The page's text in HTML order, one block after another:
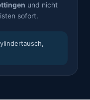
und nicht
sofort.